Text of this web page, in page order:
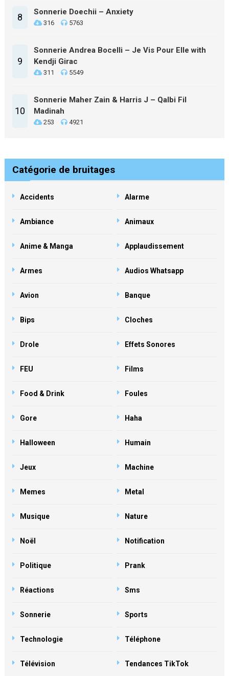
8 Sonnerie Doechii – Anxiety
316 5763
9
Sonnerie Andrea Bocelli – Je Vis Pour Elle with
Kendji Girac
311 5549
10
Sonnerie Maher Zain & Harris J – Qalbi Fil
Madinah
253 4921
Catégorie de bruitages
Accidents Alarme
Ambiance Animaux
Anime & Manga Applaudissement
Armes Audios Whatsapp
Avion Banque
Bips Cloches
Drole Effets Sonores
FEU Films
Food & Drink Foules
Gore Haha
Halloween Humain
Jeux Machine
Memes Metal
Musique Nature
Noël Notification
Politique Prank
Réactions Sms
Sonnerie Sports
Technologie Téléphone
Télévision Tendances TikTok